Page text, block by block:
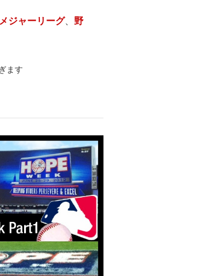
メジャーリーグ、野
ます